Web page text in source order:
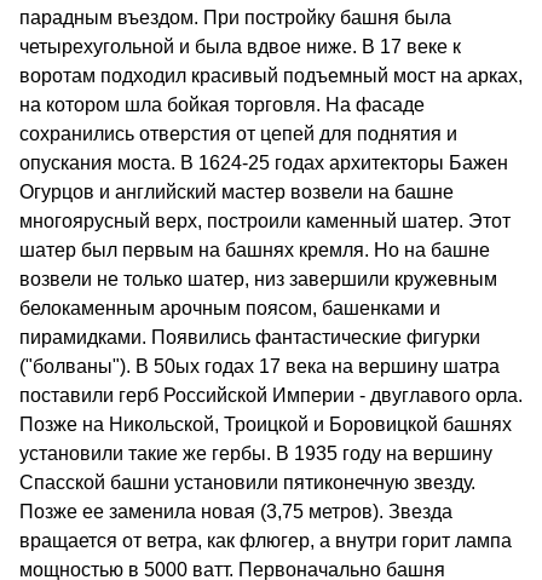
парадным въездом. При постройку башня была
четырехугольной и была вдвое ниже. В 17 веке к
воротам подходил красивый подъемный мост на арках,
на котором шла бойкая торговля. На фасаде
сохранились отверстия от цепей для поднятия и
опускания моста. В 1624-25 годах архитекторы Бажен
Огурцов и английский мастер возвели на башне
многоярусный верх, построили каменный шатер. Этот
шатер был первым на башнях кремля. Но на башне
возвели не только шатер, низ завершили кружевным
белокаменным арочным поясом, башенками и
пирамидками. Появились фантастические фигурки
("болваны"). В 50ых годах 17 века на вершину шатра
поставили герб Российской Империи - двуглавого орла.
Позже на Никольской, Троицкой и Боровицкой башнях
установили такие же гербы. В 1935 году на вершину
Спасской башни установили пятиконечную звезду.
Позже ее заменила новая (3,75 метров). Звезда
вращается от ветра, как флюгер, а внутри горит лампа
мощностью в 5000 ватт. Первоначально башня